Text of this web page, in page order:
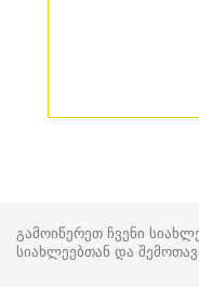
გამოიწერეთ ჩვენი
სიახლეებთან და